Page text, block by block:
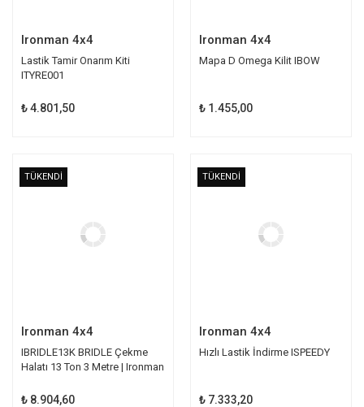
Ironman 4x4
Lastik Tamir Onarım Kiti
ITYRE001
₺ 4.801,50
Ironman 4x4
Mapa D Omega Kilit IBOW
₺ 1.455,00
TÜKENDİ
Ironman 4x4
IBRIDLE13K BRIDLE Çekme
Halatı 13 Ton 3 Metre | Ironman
₺ 8.904,60
TÜKENDİ
Ironman 4x4
Hızlı Lastik İndirme ISPEEDY
₺ 7.333,20